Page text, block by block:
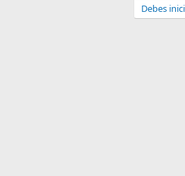
Debes